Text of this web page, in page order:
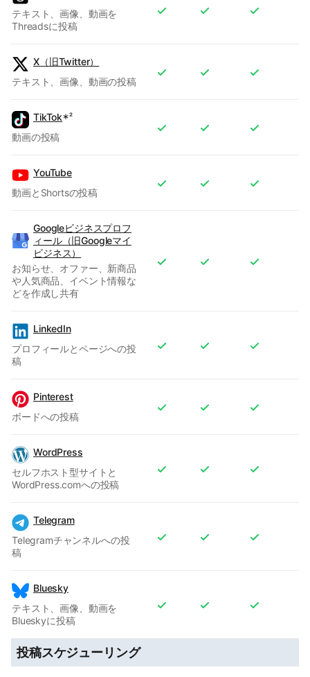
テキスト、画像、動画を
Threadsに投稿
X（旧Twitter）
テキスト、画像、動画の投稿
TikTok∗²
動画の投稿
YouTube
動画とShortsの投稿
Googleビジネスプロフ
ィール（旧Googleマイ
ビジネス）
お知らせ、オファー、新商品
や人気商品、イベント情報な
どを作成し共有
LinkedIn
プロフィールとページへの投
稿
Pinterest
ボードへの投稿
WordPress
セルフホスト型サイトと
WordPress.comへの投稿
Telegram
Telegramチャンネルへの投
稿
Bluesky
テキスト、画像、動画を
Blueskyに投稿
投稿スケジューリング